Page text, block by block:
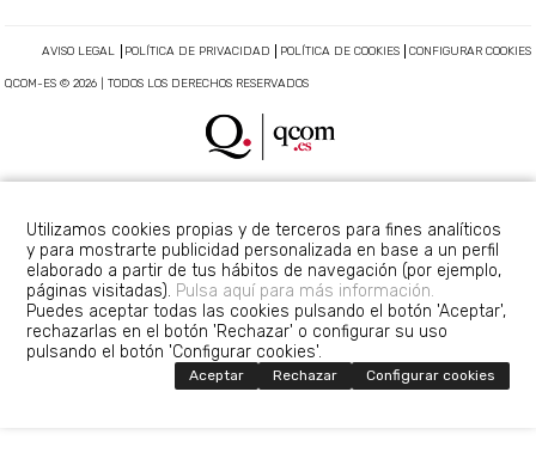
AVISO LEGAL POLÍTICA DE PRIVACIDAD POLÍTICA DE COOKIES CONFIGURAR COOKIES
QCOM-ES © 2026 | TODOS LOS DERECHOS RESERVADOS
Utilizamos cookies propias y de terceros para fines analíticos
y para mostrarte publicidad personalizada en base a un perfil
elaborado a partir de tus hábitos de navegación (por ejemplo,
páginas visitadas). Pulsa aquí para más información.
Puedes aceptar todas las cookies pulsando el botón 'Aceptar',
rechazarlas en el botón 'Rechazar' o configurar su uso
pulsando el botón 'Configurar cookies'.
Aceptar Rechazar Configurar cookies